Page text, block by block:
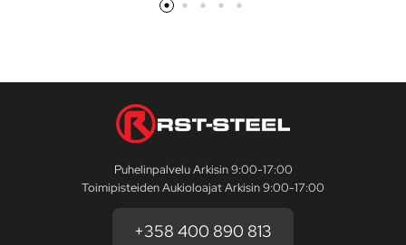
Puhelinpalvelu Arkisin 9:00-17:00
Toimipisteiden Aukioloajat Arkisin 9:00-17:00
+358 400 890 813